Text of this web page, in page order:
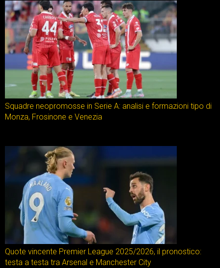
Squadre neopromosse in Serie A: analisi e formazioni tipo di
Monza, Frosinone e Venezia
Quote vincente Premier League 2025/2026, il pronostico:
testa a testa tra Arsenal e Manchester City